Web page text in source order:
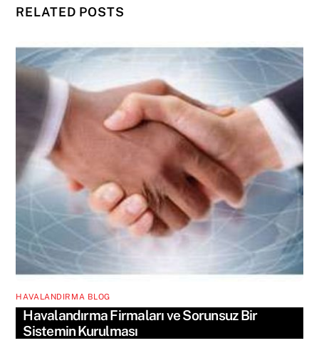
RELATED POSTS
HAVALANDIRMA BLOG
Havalandırma Firmaları ve Sorunsuz Bir
Sistemin Kurulması